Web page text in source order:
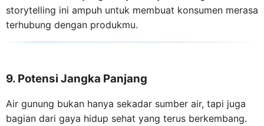
storytelling ini ampuh untuk membuat konsumen merasa
terhubung dengan produkmu.
9. Potensi Jangka Panjang
Air gunung bukan hanya sekadar sumber air, tapi juga
bagian dari gaya hidup sehat yang terus berkembang.